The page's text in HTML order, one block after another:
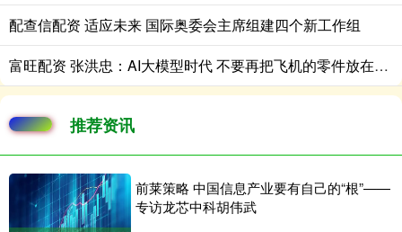
配查信配资 适应未来 国际奥委会主席组建四个新工作组
富旺配资 张洪忠：AI大模型时代 不要再把飞机的零件放在马车上
推荐资讯
前莱策略 中国信息产业要有自己的“根”——
专访龙芯中科胡伟武